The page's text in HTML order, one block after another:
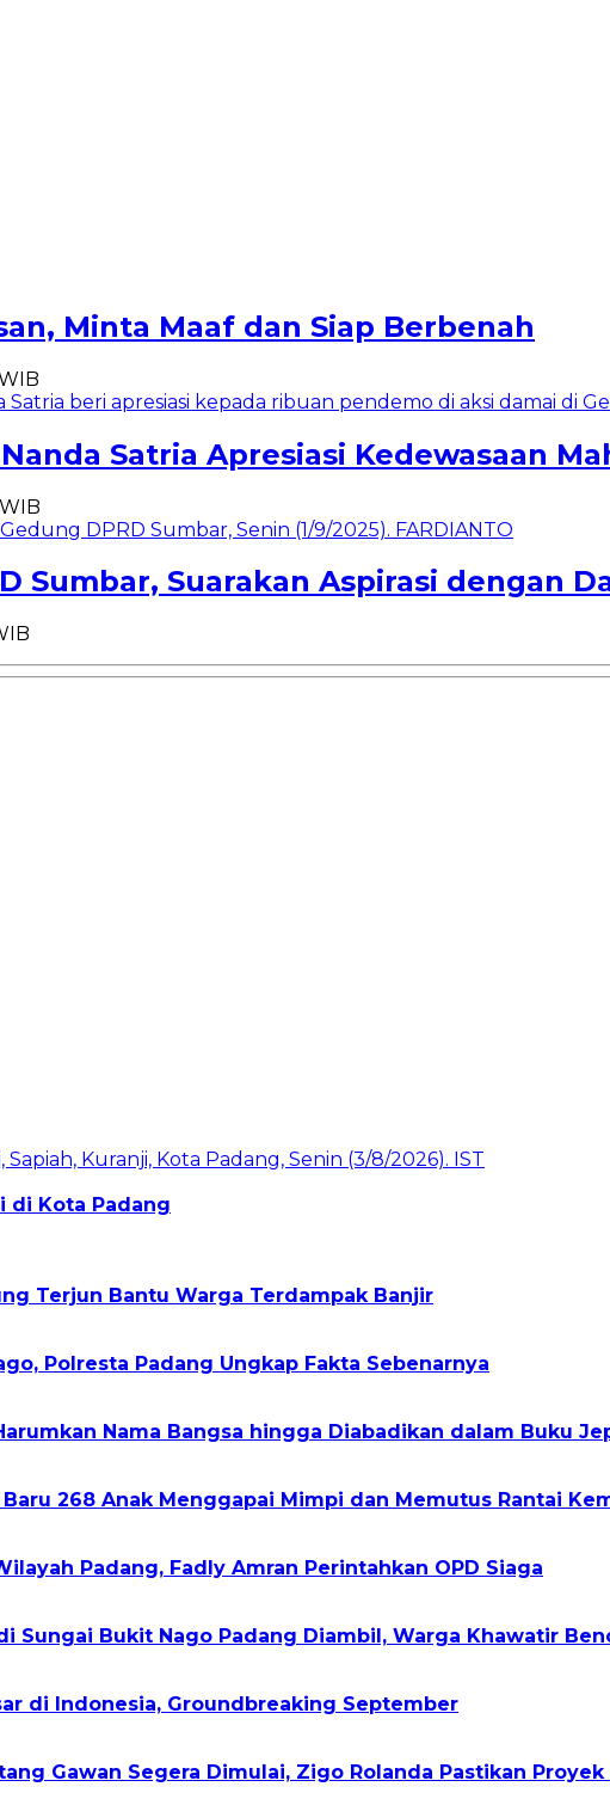
Minta Maaf dan Siap Berbenah
Satria Apresiasi Kedewasaan
Sumbar, Suarakan Aspirasi dengan
di Kota Padang
Terjun Bantu Warga Terdampak Banjir
Polresta Padang Ungkap Fakta Sebenarnya
Nama Bangsa hingga Diabadikan dalam Buku
268 Anak Menggapai Mimpi dan Memutus Rantai
Padang, Fadly Amran Perintahkan OPD Siaga
Sungai Bukit Nago Padang Diambil, Warga Khawatir
di Indonesia, Groundbreaking September
Gawan Segera Dimulai, Zigo Rolanda Pastikan Proyek